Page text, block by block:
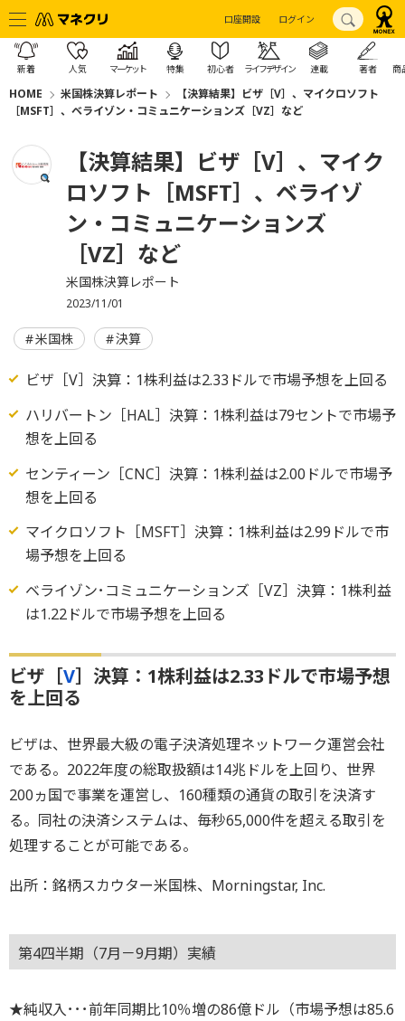
口座開設 ログイン
新着 人気 マーケット 特集 初心者 ライフデザイン 連載 著者 商
HOME 米国株決算レポート
【決算結果】ビザ［V］、マイクロソフト
［MSFT］、ベライゾン・コミュニケーションズ［VZ］など
【決算結果】ビザ［V］、マイク
ロソフト［MSFT］、ベライゾ
ン・コミュニケーションズ
［VZ］など
米国株決算レポート
2023/11/01
米国株 決算
ビザ［V］決算：1株利益は2.33ドルで市場予想を上回る
ハリバートン［HAL］決算：1株利益は79セントで市場予
想を上回る
センティーン［CNC］決算：1株利益は2.00ドルで市場予
想を上回る
マイクロソフト［MSFT］決算：1株利益は2.99ドルで市
場予想を上回る
ベライゾン･コミュニケーションズ［VZ］決算：1株利益
は1.22ドルで市場予想を上回る
ビザ［V］決算：1株利益は2.33ドルで市場予想
を上回る
ビザは、世界最大級の電子決済処理ネットワーク運営会社
である。2022年度の総取扱額は14兆ドルを上回り、世界
200ヵ国で事業を運営し、160種類の通貨の取引を決済す
る。同社の決済システムは、毎秒65,000件を超える取引を
処理することが可能である。
出所：銘柄スカウター米国株、Morningstar, Inc.
第4四半期（7月－9月期）実績
★純収入･･･前年同期比10％増の86億ドル（市場予想は85.6